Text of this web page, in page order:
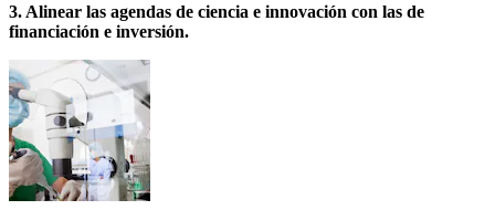
3. Alinear las agendas de ciencia e innovación con las de
financiación e inversión.